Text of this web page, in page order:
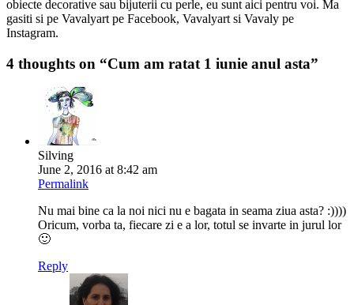
obiecte decorative sau bijuterii cu perle, eu sunt aici pentru voi. Ma
gasiti si pe Vavalyart pe Facebook, Vavalyart si Vavaly pe
Instagram.
4 thoughts on “Cum am ratat 1 iunie anul asta”
Silving
June 2, 2016 at 8:42 am
Permalink
Nu mai bine ca la noi nici nu e bagata in seama ziua asta? :))))
Oricum, vorba ta, fiecare zi e a lor, totul se invarte in jurul lor
🙂
Reply